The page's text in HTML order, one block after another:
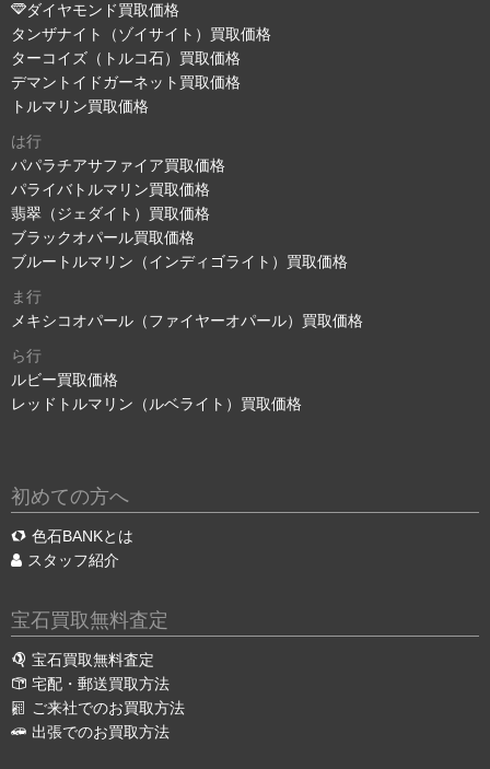
ダイヤモンド買取価格
タンザナイト（ゾイサイト）買取価格
ターコイズ（トルコ石）買取価格
デマントイドガーネット買取価格
トルマリン買取価格
は行
パパラチアサファイア買取価格
パライバトルマリン買取価格
翡翠（ジェダイト）買取価格
ブラックオパール買取価格
ブルートルマリン（インディゴライト）買取価格
ま行
メキシコオパール（ファイヤーオパール）買取価格
ら行
ルビー買取価格
レッドトルマリン（ルベライト）買取価格
初めての方へ
色石BANKとは
スタッフ紹介
宝石買取無料査定
宝石買取無料査定
宅配・郵送買取方法
ご来社でのお買取方法
出張でのお買取方法